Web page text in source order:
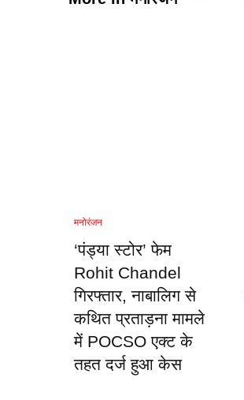
मनोरंजन
‘पंड्या स्टोर’ फेम
Rohit Chandel
गिरफ्तार, नाबालिग से
कथित प्रताड़ना मामले
में POCSO एक्ट के
तहत दर्ज हुआ केस